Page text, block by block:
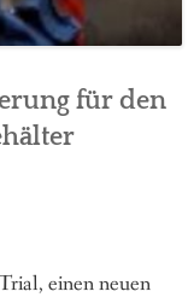
für den
einen neuen